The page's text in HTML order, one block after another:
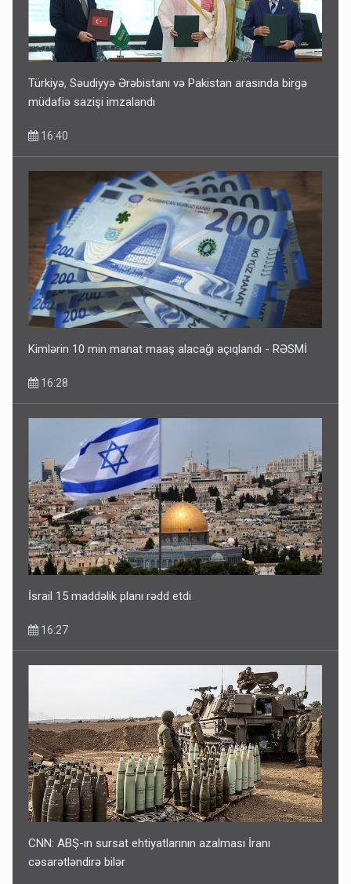
Türkiyə, Səudiyyə Ərəbistanı və Pakistan arasında birgə
müdafiə sazişi imzalandı
16:40
Kimlərin 10 min manat maaş alacağı açıqlandı - RƏSMİ
16:28
İsrail 15 maddəlik planı rədd etdi
16:27
CNN: ABŞ-ın sursat ehtiyatlarının azalması İranı
cəsarətləndirə bilər